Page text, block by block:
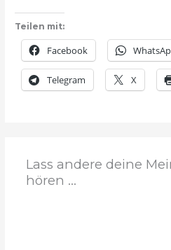
Teilen mit:
Facebook
Telegram X
Lass andere deine
hören ...